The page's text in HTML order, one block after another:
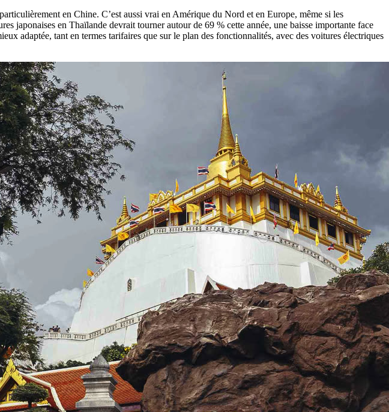
en Chine. C’est aussi vrai en Amérique du Nord et en Europe, même si les
japonaises en Thaïlande devrait tourner autour de 69 % cette année, une baisse importante face
adaptée, tant en termes tarifaires que sur le plan des fonctionnalités, avec des voitures électriques